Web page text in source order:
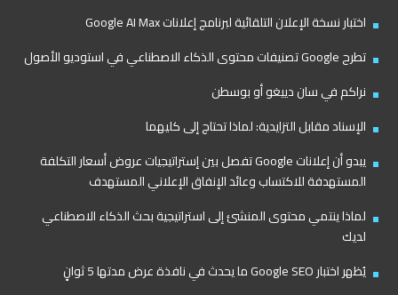
اختبار نسخة الإعلان التلقائية لبرنامج إعلانات Google AI Max
تطرح Google تصنيفات محتوى الذكاء الاصطناعي في استوديو الأصول
نراكم في سان دييغو أو بوسطن
الإسناد مقابل التزايدية: لماذا تحتاج إلى كليهما
يبدو أن إعلانات Google تفصل بين إستراتيجيات عروض أسعار التكلفة
المستهدفة للاكتساب وعائد الإنفاق الإعلاني المستهدف
لماذا ينتمي محتوى المنشئ إلى استراتيجية بحث الذكاء الاصطناعي
لديك
يُظهر اختبار Google SEO ما يحدث في نافذة عرض مدتها 5 ثوانٍ